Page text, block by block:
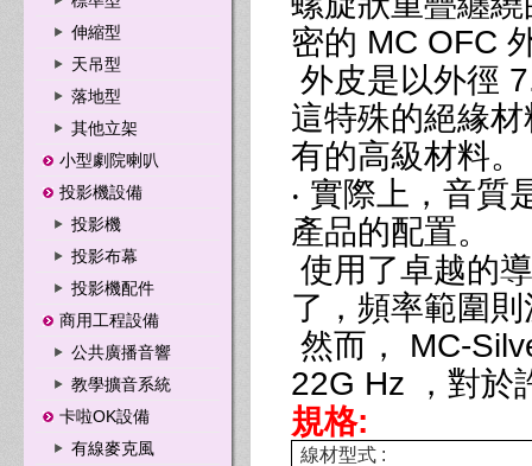
伸縮型
天吊型
落地型
其他立架
小型劇院喇叭
投影機設備
投影機
投影布幕
投影機配件
商用工程設備
公共廣播音響
教學擴音系統
卡啦OK設備
有線麥克風
密的 MC OFC
外皮是以外徑
這特殊的絕緣
有的高級材料。
‧ 實際上，音質
產品的配置。
使用了卓越的
了，頻率範圍
然而， MC-
22G Hz ，對於
規格:
線材型式 :